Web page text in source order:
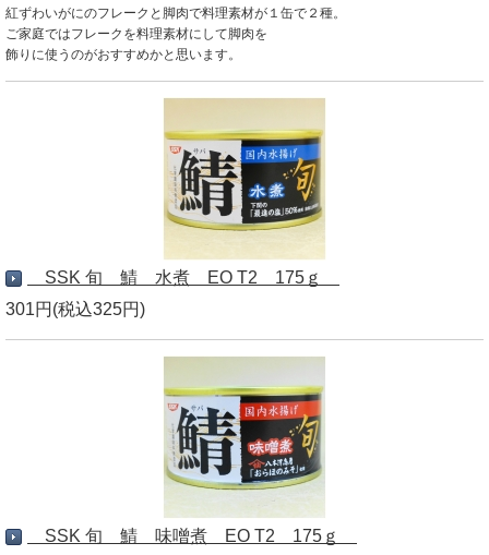
紅ずわいがにのフレークと脚肉で料理素材が１缶で２種。
ご家庭ではフレークを料理素材にして脚肉を
飾りに使うのがおすすめかと思います。
SSK 旬 鯖 水煮 EO T2 175ｇ
301円(税込325円)
SSK 旬 鯖 味噌煮 EO T2 175ｇ